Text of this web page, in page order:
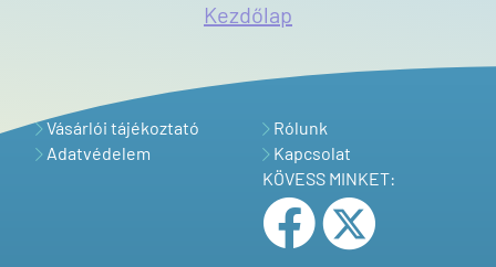
Kezdőlap
Vásárlói tájékoztató
Adatvédelem
Rólunk
Kapcsolat
KÖVESS MINKET: